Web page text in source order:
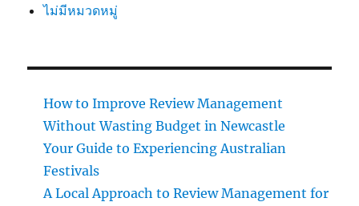
ไม่มีหมวดหมู่
How to Improve Review Management
Without Wasting Budget in Newcastle
Your Guide to Experiencing Australian
Festivals
A Local Approach to Review Management for